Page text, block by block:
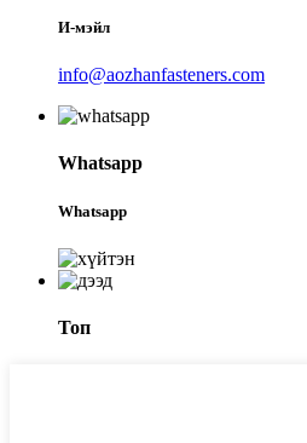
И-мэйл
info@aozhanfasteners.com
Whatsapp
Whatsapp
Топ